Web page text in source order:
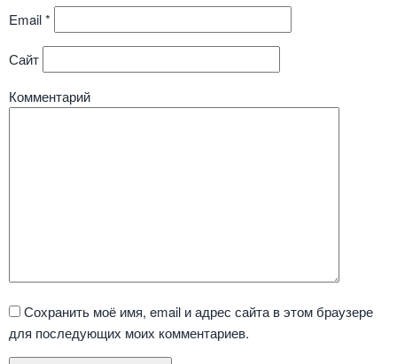
Email*
Сайт
Комментарий
Сохранить моё имя, email и адрес сайта в этом браузере
для последующих моих комментариев.